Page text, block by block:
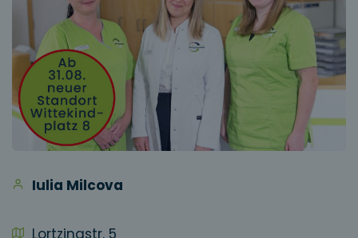
Iulia Milcova
Lortzingstr. 5